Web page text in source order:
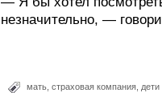
незначительно, —
мать страховая компания дети